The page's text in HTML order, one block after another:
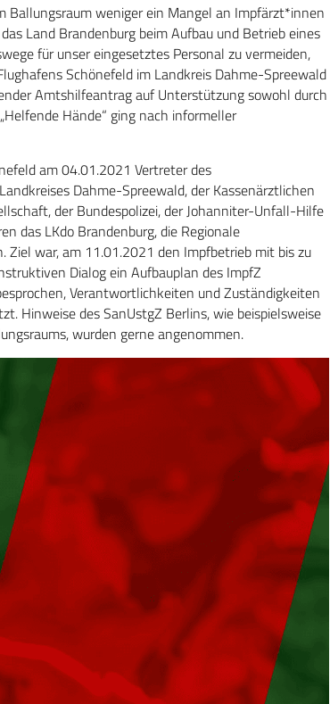
Ballungsraum weniger ein Mangel an Impfärzt*innen
Land Brandenburg beim Aufbau und Betrieb eines
für unser eingesetztes Personal zu vermeiden,
Schönefeld im Landkreis Dahme-Spreewald
Amtshilfeantrag auf Unterstützung sowohl durch
Hände“ ging nach informeller
am 04.01.2021 Vertreter des
Dahme-Spreewald, der Kassenärztlichen
der Bundespolizei, der Johanniter-Unfall-Hilfe
das LKdo Brandenburg, die Regionale
war, am 11.01.2021 den Impfbetrieb mit bis zu
Dialog ein Aufbauplan des ImpfZ
Verantwortlich­keiten und Zuständigkeiten
Hinweise des SanUstgZ Berlins, wie ­beispielsweise
wurden gerne angenommen.